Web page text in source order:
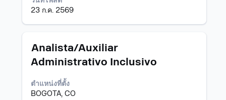
23 ก.ค. 2569
ของ
ตำแหน่ง
Analista/Auxiliar
Administrativo Inclusivo
ตำแหน่งที่ตั้ง
BOGOTA, CO
เลือก
ใช้
Bar
เพื่อ